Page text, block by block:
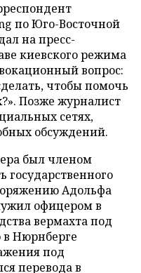
по Юго-Восточной
на пресс-
киевского режима
вопрос:
чтобы помочь
Позже журналист
сетях,
обсуждений.
был членом
Адольфа
офицером в
вермахта под
Нюрнберге
под
перевода в